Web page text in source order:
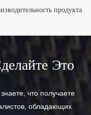
продукта
Это
что получаете
обладающих